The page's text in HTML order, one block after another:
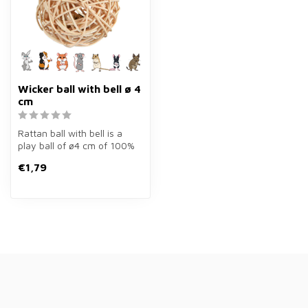
Wicker ball with bell ø 4
cm
Rattan ball with bell is a
play ball of ø4 cm of 100%
€1,79